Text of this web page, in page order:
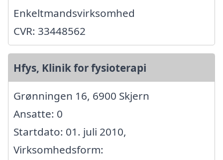
Enkeltmandsvirksomhed
CVR: 33448562
Hfys, Klinik for fysioterapi
Grønningen 16, 6900 Skjern
Ansatte: 0
Startdato: 01. juli 2010,
Virksomhedsform: